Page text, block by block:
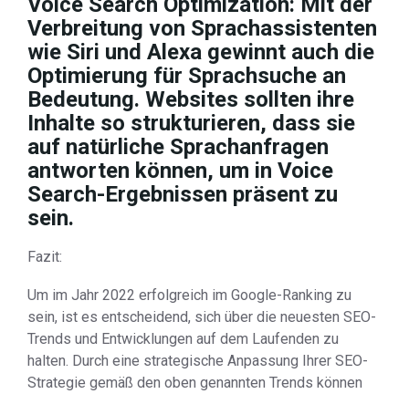
Verbreitung von Sprachassistenten
wie Siri und Alexa gewinnt auch die
Optimierung für Sprachsuche an
Bedeutung. Websites sollten ihre
Inhalte so strukturieren, dass sie
auf natürliche Sprachanfragen
antworten können, um in Voice
Search-Ergebnissen präsent zu
sein.
Fazit:
Um im Jahr 2022 erfolgreich im Google-Ranking zu
sein, ist es entscheidend, sich über die neuesten SEO-
Trends und Entwicklungen auf dem Laufenden zu
halten. Durch eine strategische Anpassung Ihrer SEO-
Strategie gemäß den oben genannten Trends können